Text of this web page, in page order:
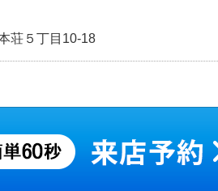
荘５丁目10-18